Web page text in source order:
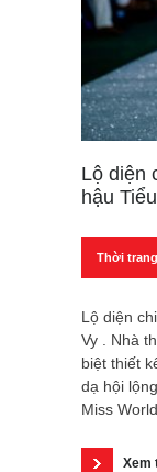
Lộ diện
hậu
Thời
Lộ diện
Vy . Nhà
biệt thiết
dạ hội
Miss World.
Xem